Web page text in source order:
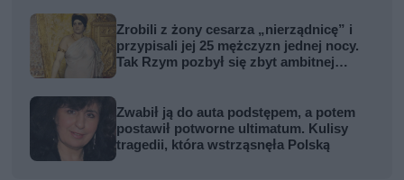
Zrobili z żony cesarza „nierządnicę” i
przypisali jej 25 mężczyzn jednej nocy.
Tak Rzym pozbył się zbyt ambitnej
Zwabił ją do auta podstępem, a potem
postawił potworne ultimatum. Kulisy
tragedii, która wstrząsnęła Polską